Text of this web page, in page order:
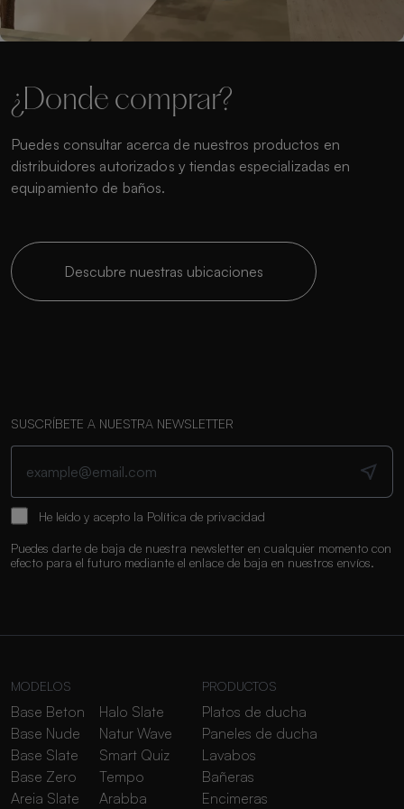
¿Donde comprar?
Puedes consultar acerca de nuestros productos en
distribuidores autorizados y tiendas especializadas en
equipamiento de baños.
Descubre nuestras ubicaciones
SUSCRÍBETE A NUESTRA NEWSLETTER
He leído y acepto la Política de privacidad
Puedes darte de baja de nuestra newsletter en cualquier momento con
efecto para el futuro mediante el enlace de baja en nuestros envíos.
MODELOS
Base Beton
Base Nude
Base Slate
Base Zero
Areia Slate
Halo Slate
Natur Wave
Smart Quiz
Tempo
Arabba
PRODUCTOS
Platos de ducha
Paneles de ducha
Lavabos
Bañeras
Encimeras